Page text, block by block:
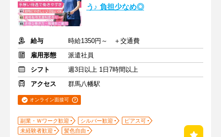
う♪ 負担少なめ◎
給与
時給1350円～ ＋交通費
雇用形態
派遣社員
シフト
週3日以上 1日7時間以上
アクセス
群馬八幡駅
オンライン面接可
副業・Ｗワーク歓迎 シルバー歓迎
ピアス可
未経験者歓迎
髪色自由